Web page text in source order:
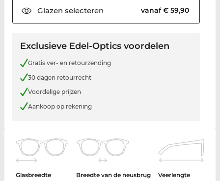
Glazen selecteren vanaf € 59,90
Exclusieve Edel-Optics voordelen
Gratis ver- en retourzending
30 dagen retourrecht
Voordelige prijzen
Aankoop op rekening
Glasbreedte
Breedte van de neusbrug
Veerlengte